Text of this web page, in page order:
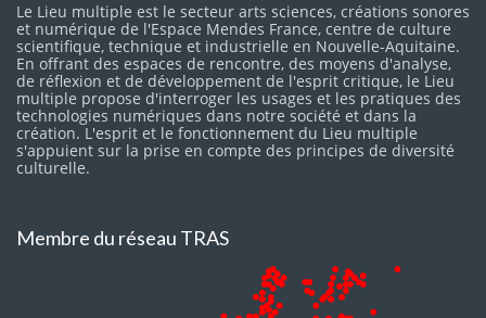
Le Lieu multiple est le secteur arts sciences, créations sonores
et numérique de l'Espace Mendes France, centre de culture
scientifique, technique et industrielle en Nouvelle-Aquitaine.
En offrant des espaces de rencontre, des moyens d'analyse,
de réflexion et de développement de l'esprit critique, le Lieu
multiple propose d'interroger les usages et les pratiques des
technologies numériques dans notre société et dans la
création. L'esprit et le fonctionnement du Lieu multiple
s'appuient sur la prise en compte des principes de diversité
culturelle.
Membre du réseau TRAS